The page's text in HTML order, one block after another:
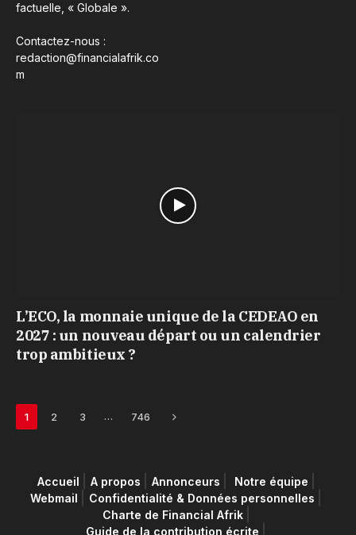
factuelle, « Globale ».
Contactez-nous :
redaction@financialafrik.co
m
L’ECO, la monnaie unique de la CEDEAO en
2027 : un nouveau départ ou un calendrier
trop ambitieux ?
1 2 3 … 746 Next
Accueil A propos Annonceurs
Notre équipe
Webmail
Confidentialité & Données personnelles
Charte de Financial Afrik
Guide de la contribution écrite